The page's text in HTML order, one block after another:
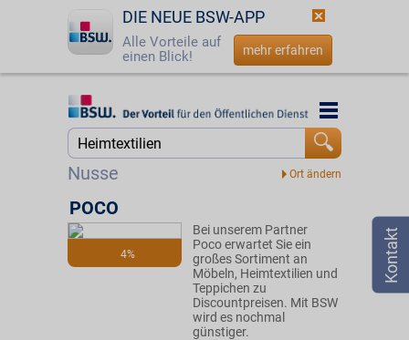
DIE NEUE BSW-APP
Alle Vorteile auf
einen Blick!
mehr erfahren
Startseite
☎ 0800 - 279 25 82
Nusse
Startseite
4%
POCO
Bei unserem Partner
Poco erwartet Sie ein
großes Sortiment an
Möbeln, Heimtextilien und
Teppichen zu
Discountpreisen. Mit BSW
wird es nochmal
günstiger.